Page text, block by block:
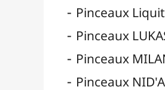
Résines / Moulage
Supports Dessin & Peinture
Transport / Rangement
Vannerie / Rotin